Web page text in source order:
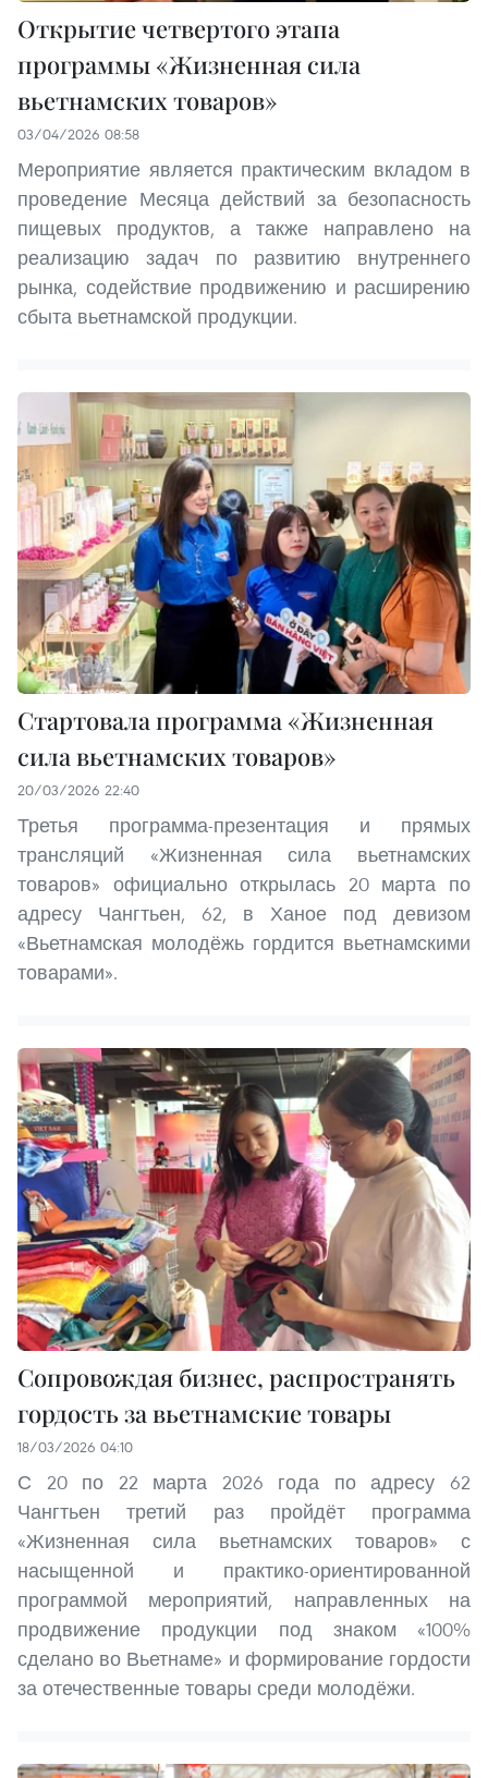
Открытие четвертого этапа
программы «Жизненная сила
вьетнамских товаров»
03/04/2026 08:58
Мероприятие является практическим вкладом в
проведение Месяца действий за безопасность
пищевых продуктов, а также направлено на
реализацию задач по развитию внутреннего
рынка, содействие продвижению и расширению
сбыта вьетнамской продукции.
Стартовала программа «Жизненная
сила вьетнамских товаров»
20/03/2026 22:40
Третья программа-презентация и прямых
трансляций «Жизненная сила вьетнамских
товаров» официально открылась 20 марта по
адресу Чангтьен, 62, в Ханое под девизом
«Вьетнамская молодёжь гордится вьетнамскими
товарами».
Сопровождая бизнес, распространять
гордость за вьетнамские товары
18/03/2026 04:10
С 20 по 22 марта 2026 года по адресу 62
Чангтьен третий раз пройдёт программа
«Жизненная сила вьетнамских товаров» с
насыщенной и практико-ориентированной
программой мероприятий, направленных на
продвижение продукции под знаком «100%
сделано во Вьетнаме» и формирование гордости
за отечественные товары среди молодёжи.